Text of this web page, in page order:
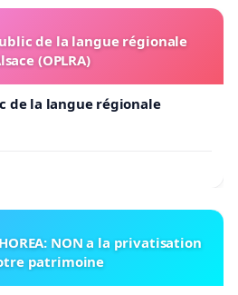
de la langue régionale
(OPLRA)
de la langue régionale
HOREA: NON a la privatisation
patrimoine